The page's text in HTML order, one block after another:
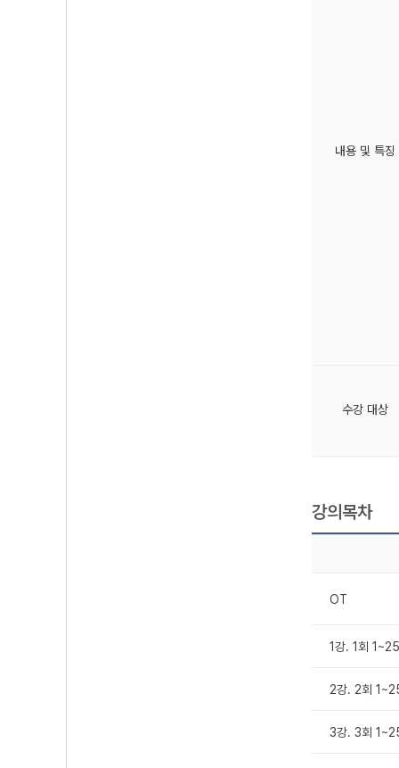
내용 및 특징
수강 대상
강의목차
OT
1강. 1회
2강. 2회
3강. 3회